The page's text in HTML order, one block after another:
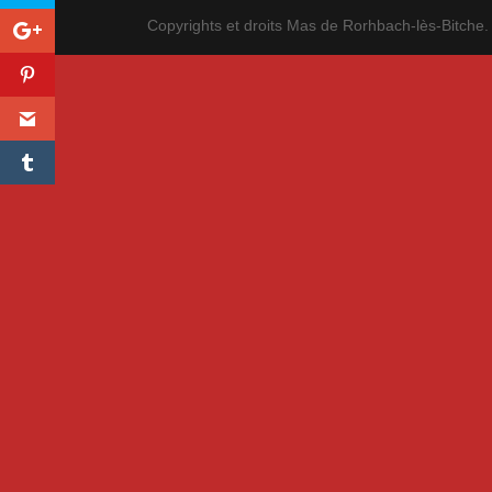
Copyrights et droits Mas de Rorhbach-lès-